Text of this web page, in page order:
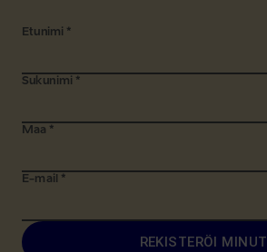
Etunimi *
Sukunimi *
Maa *
E-mail *
REKISTERÖI MINUT